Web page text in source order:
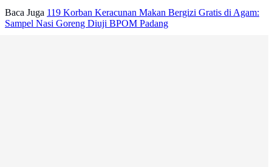
Baca Juga 119 Korban Keracunan Makan Bergizi Gratis di Agam:
Sampel Nasi Goreng Diuji BPOM Padang